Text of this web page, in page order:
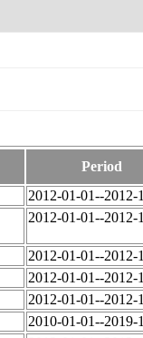
Period
2012-01-01--
2012-01-01--
2012-01-01--
2012-01-01--
2012-01-01--
2010-01-01--